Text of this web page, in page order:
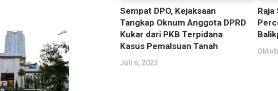
Sempat DPO, Kejaksaan
Tangkap Oknum Anggota DPRD
Kukar dari PKB Terpidana
Kasus Pemalsuan Tanah
Juli 6, 2023
Raja